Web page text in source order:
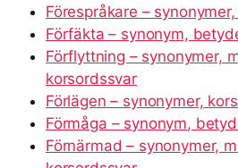
Förespråkare –
Förfäkta – synonym,
Förflyttning – synonymer,
korsordssvar
Förlägen – synonymer,
Förmåga – synonym,
Förnärmad – synonymer,